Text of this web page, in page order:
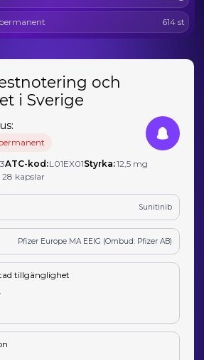
614 st
och
i Sverige
ATC-kod:L01EX01Styrka:12,5 mg
28 kapslar
Sunitinib
Pfizer Europe MA EEIG (Ombud: Pfizer AB)
tillgänglighet